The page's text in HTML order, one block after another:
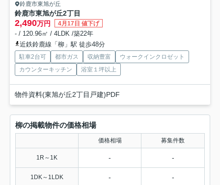
鈴鹿市東旭が丘
鈴鹿市東旭が丘2丁目
2,490万円 4月17日 値下げ
- / 120.96㎡ / 4LDK /築22年
近鉄鈴鹿線「柳」駅 徒歩48分
駐車2台可 都市ガス 収納豊富
ウォークインクロゼット
カウンターキッチン
浴室１坪以上
物件資料(東旭が丘2丁目戸建)PDF
柳の掲載物件の価格相場
価格相場 募集件数
1R～1K - -
1DK～1LDK - -